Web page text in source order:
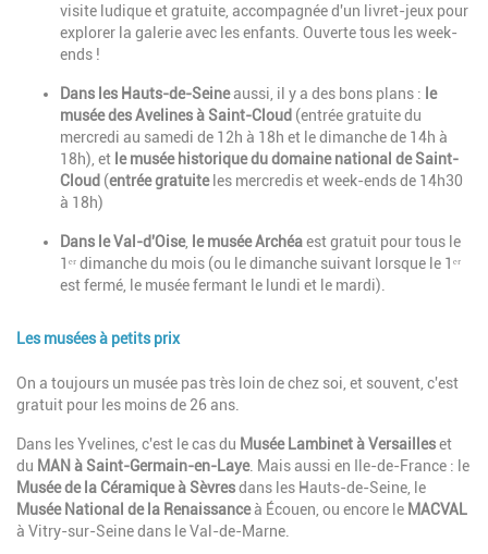
visite ludique et gratuite, accompagnée d'un livret-jeux pour
explorer la galerie avec les enfants. Ouverte tous les week-
ends !
Dans les Hauts-de-Seineaussi, il y a des bons plans : le
musée des Avelines à Saint-Cloud (entrée gratuitedu
mercredi au samedi de 12h à 18h et le dimanche de 14h à
18h), et le musée historique du domaine national de Saint-
Cloud (entrée gratuite les mercredis et week-ends de 14h30
à 18h)
Dans le Val-d'Oise, le musée Archéaest gratuit pour tous le
1ᵉʳ dimanche du mois (ou le dimanche suivant lorsque le 1ᵉʳ
est fermé, le musée fermant le lundi et le mardi).
Les musées à petits prix
Description
On a toujours un musée pas très loin de chez soi, et souvent, c'est
gratuit pour les moins de 26 ans.
Dans les Yvelines, c'est le cas du Musée Lambinet à Versailleset
du MAN à Saint-Germain-en-Laye. Mais aussi en Ile-de-France : le
Musée de la Céramique à Sèvresdans les Hauts-de-Seine, le
Musée National de la Renaissanceà Écouen, ou encore le MACVAL
à Vitry-sur-Seine dans le Val-de-Marne.